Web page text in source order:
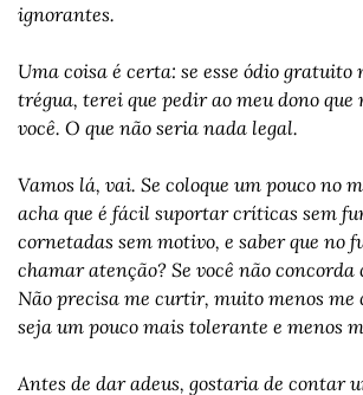
ignorantes.
Uma coisa é certa: se esse ódio gratuito
trégua, terei que pedir ao meu dono que
você. O que não seria nada legal.
Vamos lá, vai. Se coloque um pouco no
acha que é fácil suportar críticas sem
cornetadas sem motivo, e saber que no
chamar atenção? Se você não concorda
Não precisa me curtir, muito menos me
seja um pouco mais tolerante e menos
Antes de dar adeus, gostaria de contar